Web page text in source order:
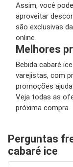
Assim, você
aproveitar
são exclusivas
online.
Melhores
Bebida cabaré
varejistas, com
promoções
Veja todas as
próxima compra.
Perguntas
cabaré ice